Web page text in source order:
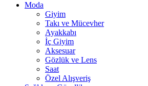
Moda
Giyim
Takı ve Mücevher
Ayakkabı
İç Giyim
Aksesuar
Gözlük ve Lens
Saat
Özel Alışveriş